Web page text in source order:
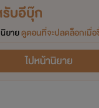
รับอีบุ๊ก
ยายดูตอนที่จะปลดล็อกเมื่อ
ไปหน้านิยาย